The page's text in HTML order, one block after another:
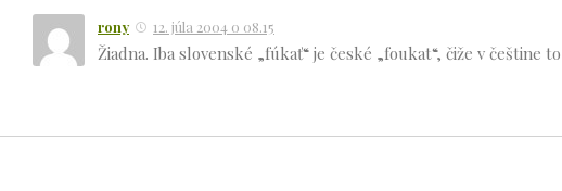
rony 12. júla 2004 o 08.15
Žiadna. Iba slovenské „fúkať“ je české „foukat“, čiže v češtine